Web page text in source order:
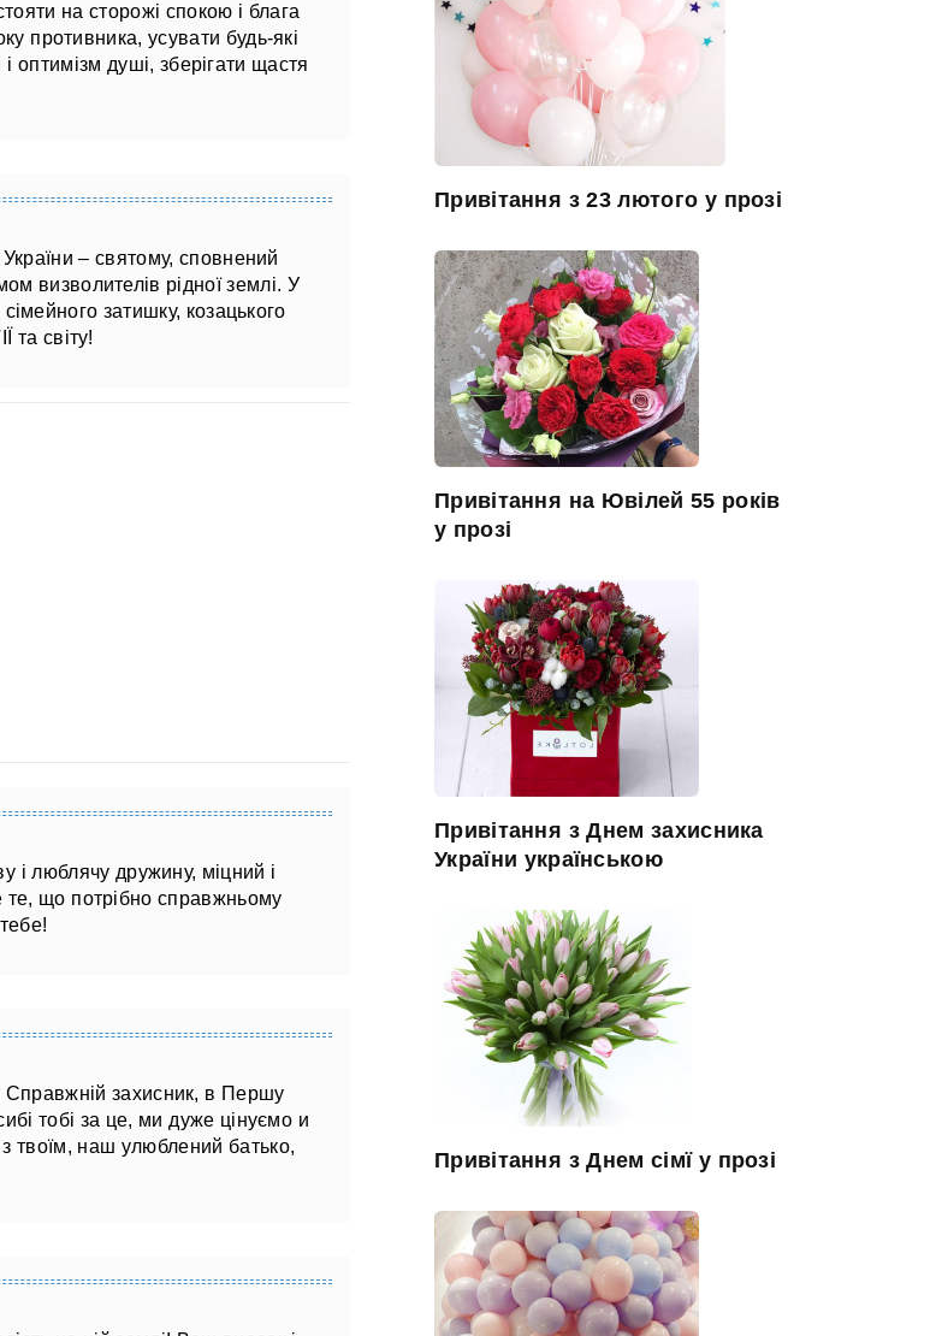
на сторожі спокою і блага
противника, усувати будь-які
оптимізм душі, зберігати щастя
– святому, сповнений
визволителів рідної землі. У
затишку, козацького
та світу!
і люблячу дружину, міцний і
те, що потрібно справжньому
Справжній захисник, в Першу
тобі за це, ми дуже цінуємо и
твоїм, наш улюблений батько,
Привітання з 23 лютого у прозі
Привітання на Ювілей 55 років
у прозі
Привітання з Днем захисника
України українською
Привітання з Днем сімї у прозі